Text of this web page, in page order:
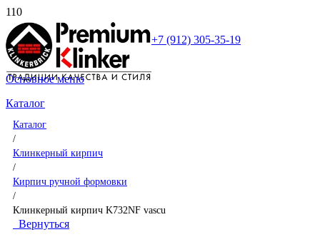
+7 (912) 305-35-19
Основное меню
Каталог
Каталог
/
Клинкерный кирпич
/
Кирпич ручной формовки
/
Клинкерный кирпич K732NF vascu
Вернуться